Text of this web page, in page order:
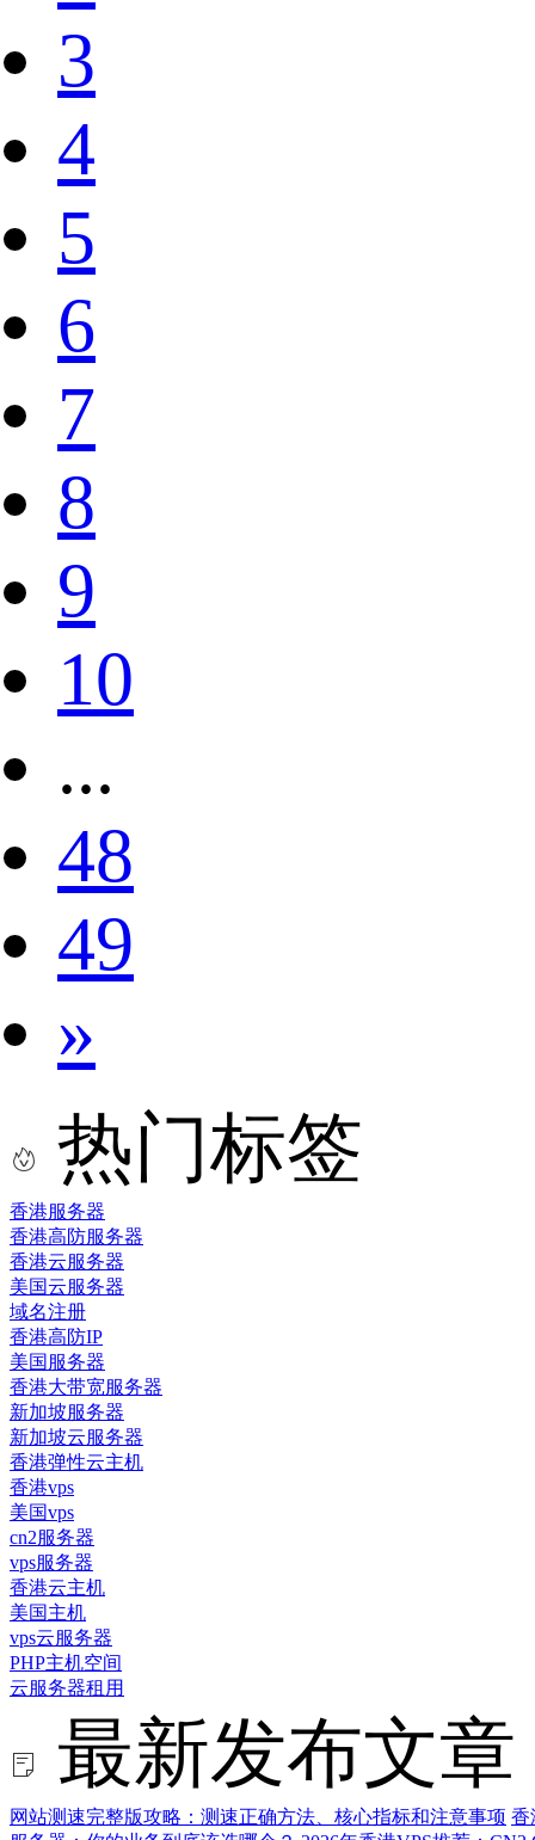
3
4
5
6
7
8
9
10
...
48
49
»
热门标签
香港服务器
香港高防服务器
香港云服务器
美国云服务器
域名注册
香港高防IP
美国服务器
香港大带宽服务器
新加坡服务器
新加坡云服务器
香港弹性云主机
香港vps
美国vps
cn2服务器
vps服务器
香港云主机
美国主机
vps云服务器
PHP主机空间
云服务器租用
最新发布文章
网站测速完整版攻略：测速正确方法、核心指标和注意事项 香